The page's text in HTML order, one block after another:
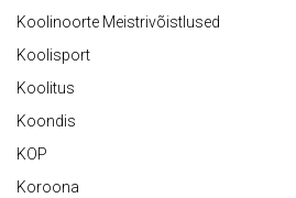
Koolinoorte Meistrivõistlused
Koolisport
Koolitus
Koondis
KOP
Koroona